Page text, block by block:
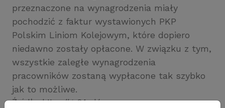
przeznaczone na wynagrodzenia miały
pochodzić z faktur wystawionych PKP
Polskim Liniom Kolejowym, które dopiero
niedawno zostały opłacone. W związku z tym,
wszystkie zaległe wynagrodzenia
pracowników zostaną wypłacone tak szybko
jak to możliwe.
Źródło: https://gs24.pl/